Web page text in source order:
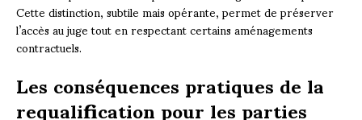
Cette distinction, subtile mais opérante, permet de préserver
l’accès au juge tout en respectant certains aménagements
contractuels.
Les conséquences pratiques de la